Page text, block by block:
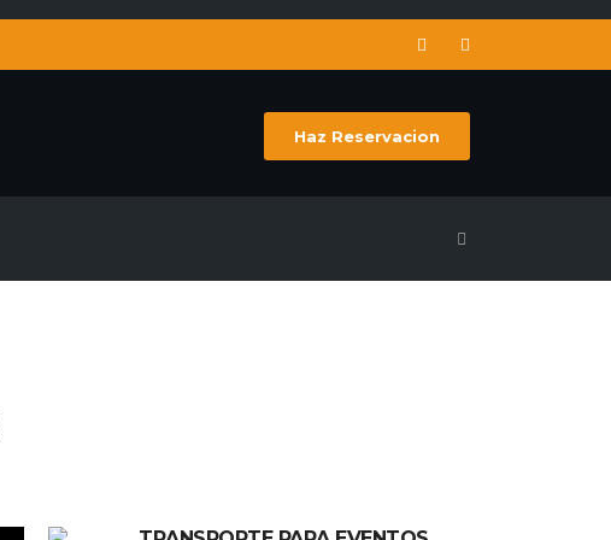
Haz Reservacion